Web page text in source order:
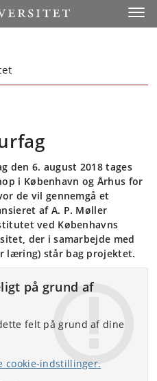
den 6. august 2018 tages
i København og Århus for
de vil gennemgå et
af A. P. Møller
ved Københavns
der i samarbejde med
læring) står bag projektet.
på grund af
felt på grund af dine
cookie-indstillinger.